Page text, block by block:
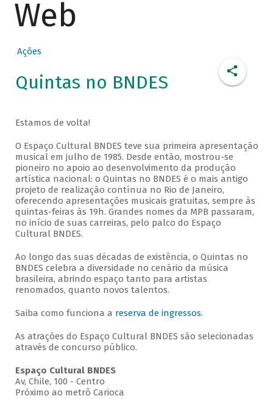
Web
Ações
Quintas no BNDES
Estamos de volta!
O Espaço Cultural BNDES teve sua primeira apresentação
musical em julho de 1985. Desde então, mostrou-se
pioneiro no apoio ao desenvolvimento da produção
artística nacional: o Quintas no BNDES é o mais antigo
projeto de realização contínua no Rio de Janeiro,
oferecendo apresentações musicais gratuitas, sempre às
quintas-feiras às 19h. Grandes nomes da MPB passaram,
no início de suas carreiras, pelo palco do Espaço
Cultural BNDES.
Ao longo das suas décadas de existência, o Quintas no
BNDES celebra a diversidade no cenário da música
brasileira, abrindo espaço tanto para artistas
renomados, quanto novos talentos.
Saiba como funciona a reserva de ingressos.
As atrações do Espaço Cultural BNDES são selecionadas
através de concurso público.
Espaço Cultural BNDES
Av, Chile, 100 - Centro
Próximo ao metrô Carioca